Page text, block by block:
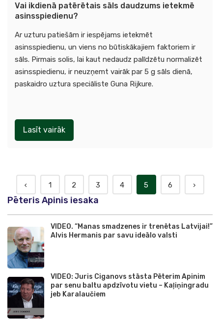
Vai ikdienā patērētais sāls daudzums ietekmē
asinsspiedienu?
Ar uzturu patiešām ir iespējams ietekmēt
asinsspiedienu, un viens no būtiskākajiem faktoriem ir
sāls. Pirmais solis, lai kaut nedaudz palīdzētu normalizēt
asinsspiedienu, ir neuzņemt vairāk par 5 g sāls dienā,
paskaidro uztura speciāliste Guna Rijkure.
Lasīt vairāk
‹ 1 2 3 4 5 6 ›
Pēteris Apinis iesaka
VIDEO. “Manas smadzenes ir trenētas Latvijai!”
Alvis Hermanis par savu ideālo valsti
VIDEO: Juris Ciganovs stāsta Pēterim Apinim
par senu baltu apdzīvotu vietu – Kaļiņingradu
jeb Karalaučiem